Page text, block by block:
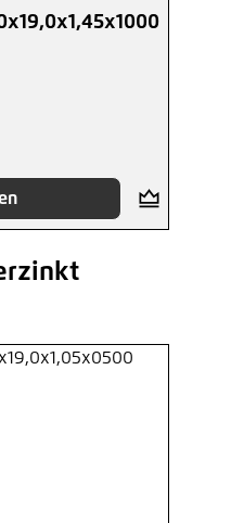
von 5 von 5